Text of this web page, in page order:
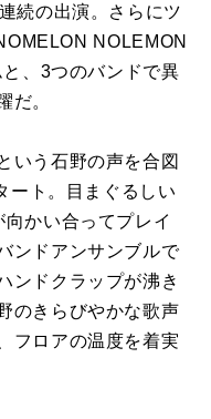
続の出演。さらにツ
NOLEMON
、3つのバンドで異
だ。
いう石野の声を合図
ート。目まぐるしい
かい合ってプレイ
ンドアンサンブルで
ンドクラップが沸き
のきらびやかな歌声
フロアの温度を着実